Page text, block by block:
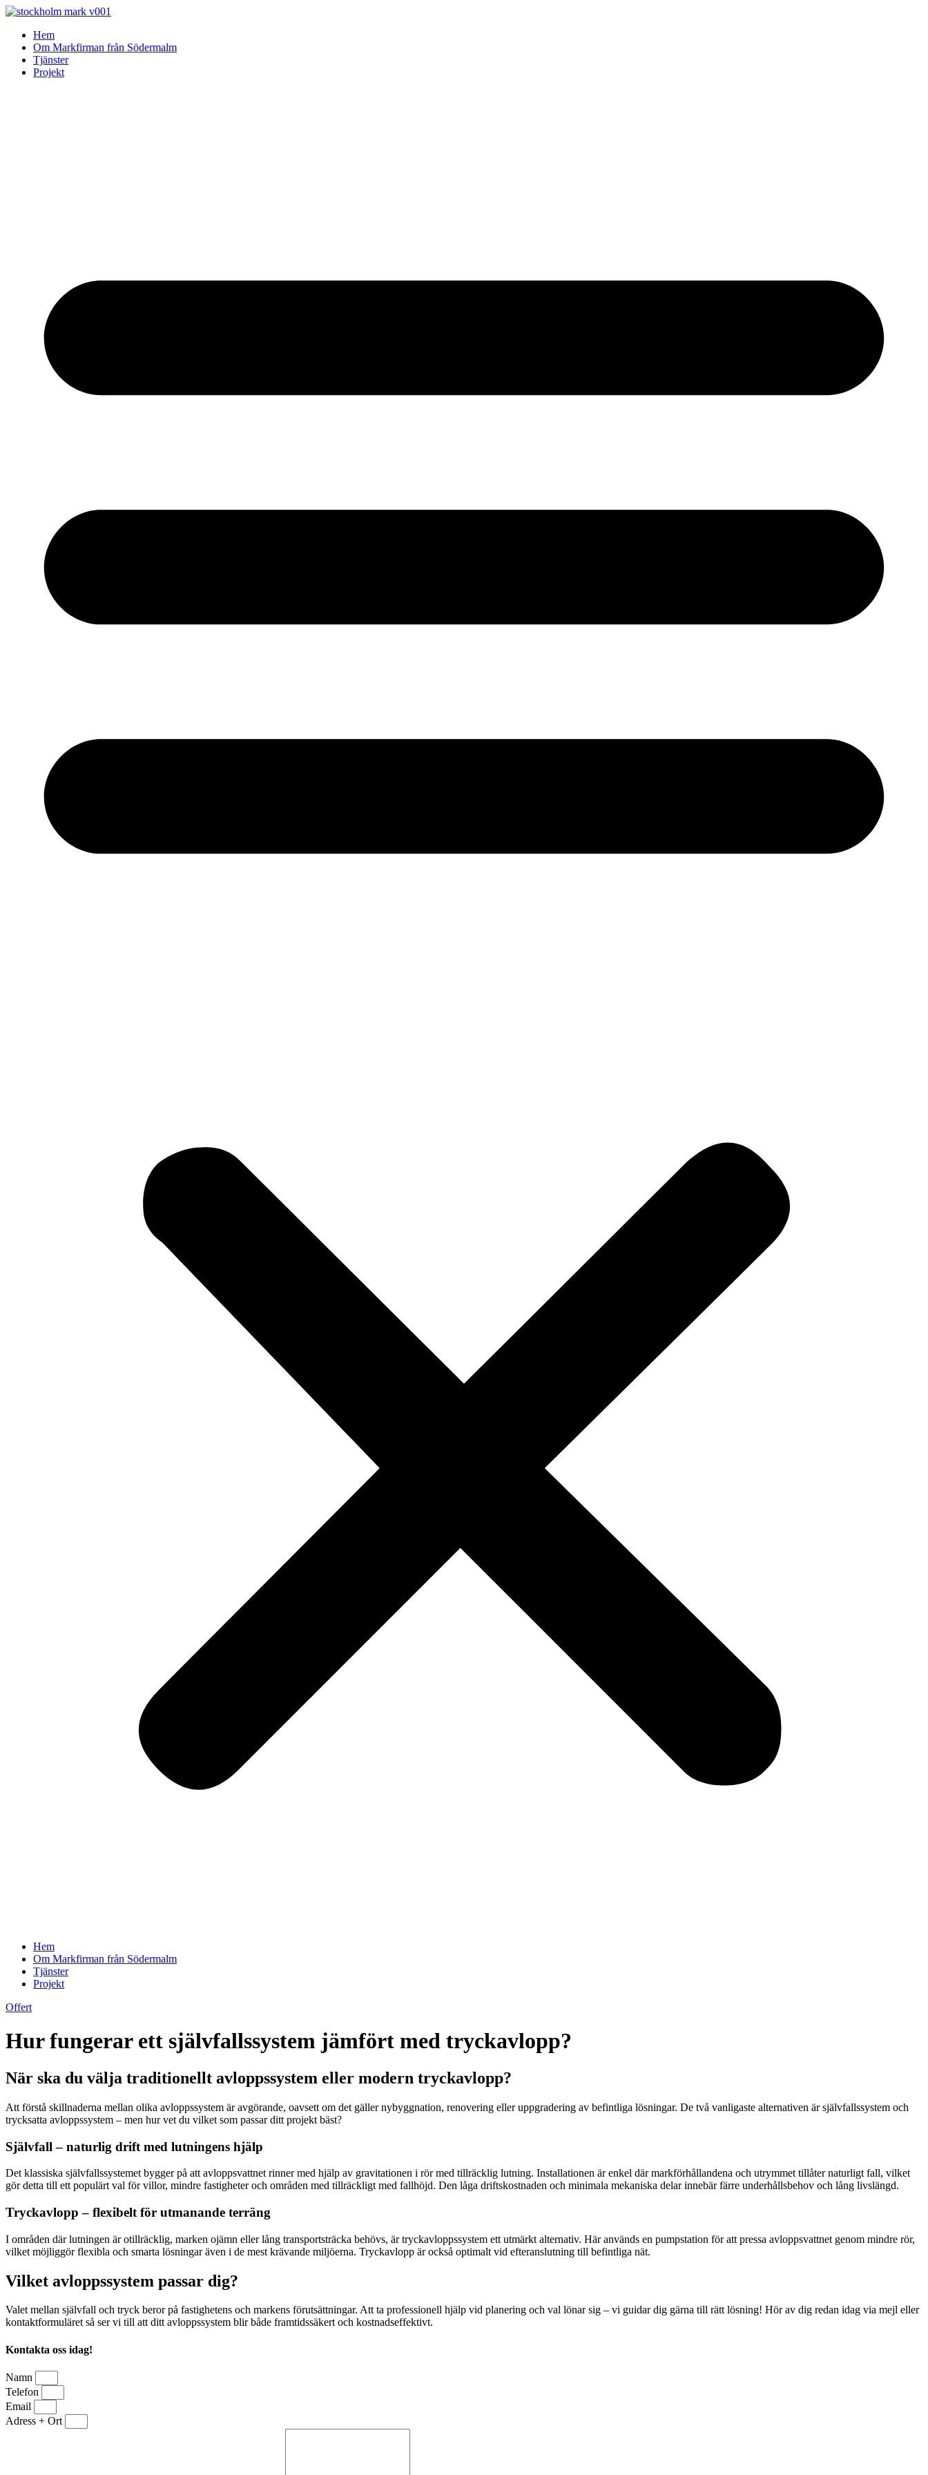
Skip
contentHem
Om Markfirman från Södermalm
Tjänster
Projekt
Hem
Om Markfirman från Södermalm
Tjänster
Projekt
Offert
Hur fungerar ett självfallssystem jämfört med tryckavlopp?
När ska du välja traditionellt avloppssystem eller modern tryckavlopp?
Att förstå skillnaderna mellan olika avloppssystem är avgörande, oavsett om det gäller nybyggnation, renovering eller uppgradering av befintliga lösningar. De två vanligaste alternativen är självfallssystem och
trycksatta avloppssystem – men hur vet du vilket som passar ditt projekt bäst?
Självfall – naturlig drift med lutningens hjälp
Det klassiska självfallssystemet bygger på att avloppsvattnet rinner med hjälp av gravitationen i rör med tillräcklig lutning. Installationen är enkel där markförhållandena och utrymmet tillåter naturligt fall, vilket
gör detta till ett populärt val för villor, mindre fastigheter och områden med tillräckligt med fallhöjd. Den låga driftskostnaden och minimala mekaniska delar innebär färre underhållsbehov och lång livslängd.
Tryckavlopp – flexibelt för utmanande terräng
I områden där lutningen är otillräcklig, marken ojämn eller lång transportsträcka behövs, är tryckavloppssystem ett utmärkt alternativ. Här används en pumpstation för att pressa avloppsvattnet genom mindre rör,
vilket möjliggör flexibla och smarta lösningar även i de mest krävande miljöerna. Tryckavlopp är också optimalt vid efteranslutning till befintliga nät.
Vilket avloppssystem passar dig?
Valet mellan självfall och tryck beror på fastighetens och markens förutsättningar. Att ta professionell hjälp vid planering och val lönar sig – vi guidar dig gärna till rätt lösning! Hör av dig redan idag via mejl eller
kontaktformuläret så ser vi till att ditt avloppssystem blir både framtidssäkert och kostnadseffektivt.
Kontakta oss idag!
Namn
Telefon
Email
Adress + Ort